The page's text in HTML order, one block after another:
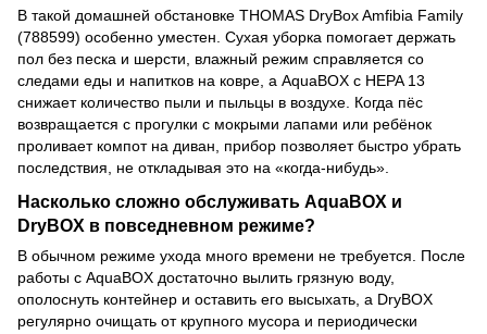
В такой домашней обстановке THOMAS DryBox Amfibia Family
(788599) особенно уместен. Сухая уборка помогает держать
пол без песка и шерсти, влажный режим справляется со
следами еды и напитков на ковре, а AquaBOX с HEPA 13
снижает количество пыли и пыльцы в воздухе. Когда пёс
возвращается с прогулки с мокрыми лапами или ребёнок
проливает компот на диван, прибор позволяет быстро убрать
последствия, не откладывая это на «когда-нибудь».
Насколько сложно обслуживать AquaBOX и
DryBOX в повседневном режиме?
В обычном режиме ухода много времени не требуется. После
работы с AquaBOX достаточно вылить грязную воду,
ополоснуть контейнер и оставить его высыхать, а DryBOX
регулярно очищать от крупного мусора и периодически